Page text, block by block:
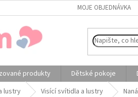
MOJE OBJEDNÁVKA
produkty Dětské pokoje
lustry Visící svítidla a lustry